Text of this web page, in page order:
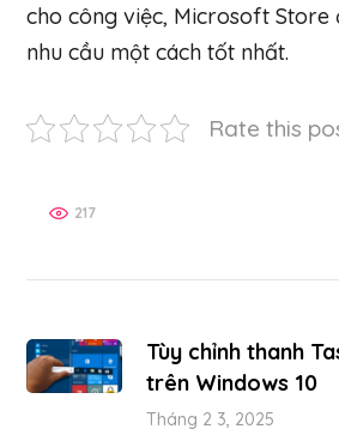
cho công việc, Microsoft Store
nhu cầu một cách tốt nhất.
Rate this
217
Tùy chỉnh thanh
trên Windows 10
Tháng 2 3, 2025